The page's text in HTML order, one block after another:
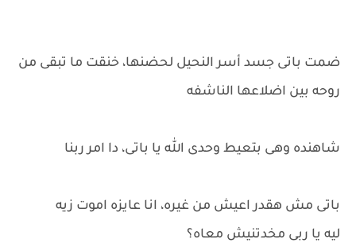
ضمت باتى جسد أسر النحيل لحضنها، خنقت ما تبقى من
روحه بين اضلاعها الناشفه
شاهنده وهى بتعيط وحدى الله يا باتى، دا امر ربنا
باتى مش هقدر اعيش من غيره، انا عايزه اموت زيه
ليه يا ربى مخدتنيش معاه؟